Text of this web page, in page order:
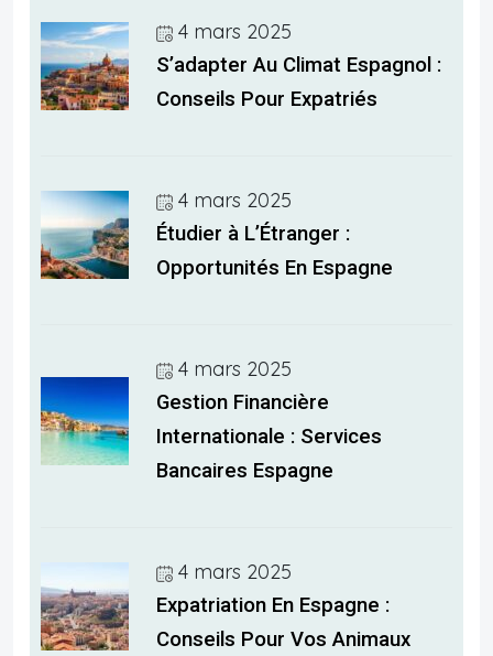
4 mars 2025
S’adapter Au Climat Espagnol :
Conseils Pour Expatriés
4 mars 2025
Étudier à L’Étranger :
Opportunités En Espagne
4 mars 2025
Gestion Financière
Internationale : Services
Bancaires Espagne
4 mars 2025
Expatriation En Espagne :
Conseils Pour Vos Animaux